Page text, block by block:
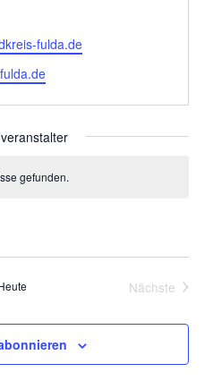
fulda.de
gefunden.
Nächste